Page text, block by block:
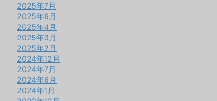
2025年7月
2025年6月
2025年4月
2025年3月
2025年2月
2024年12月
2024年7月
2024年6月
2024年1月